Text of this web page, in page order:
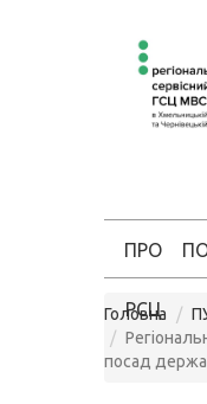
ПРО
РСЦ
Головна
посад